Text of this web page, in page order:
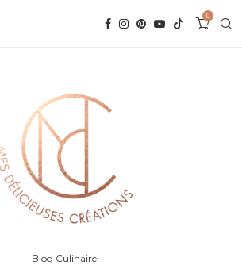
0
Blog Culinaire